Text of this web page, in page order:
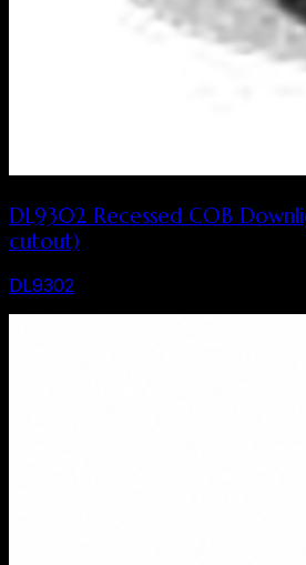
DL9302 Recessed COB
cutout)
DL9302